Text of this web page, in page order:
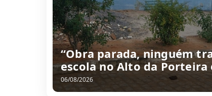
“Obra parada, ninguém
escola no Alto da Porteira
06/08/2026